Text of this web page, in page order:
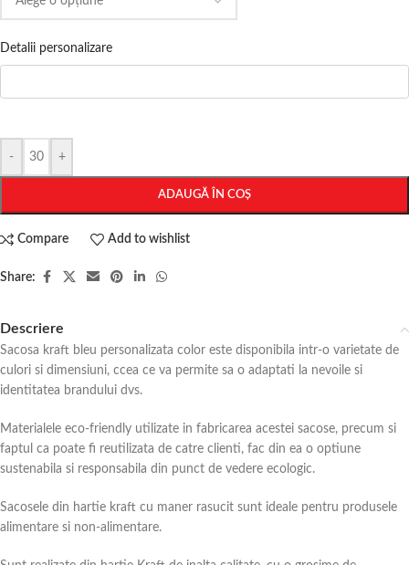
Detalii personalizare
- +
ADAUGĂ ÎN COȘ
Compare Add to wishlist
Share:
Descriere
Sacosa kraft bleu personalizata color este disponibila intr-o varietate de
culori si dimensiuni, ccea ce va permite sa o adaptati la nevoile si
identitatea brandului dvs.
Materialele eco-friendly utilizate in fabricarea acestei sacose, precum si
faptul ca poate fi reutilizata de catre clienti, fac din ea o optiune
sustenabila si responsabila din punct de vedere ecologic.
Sacosele din hartie kraft cu maner rasucit sunt ideale pentru produsele
alimentare si non-alimentare.